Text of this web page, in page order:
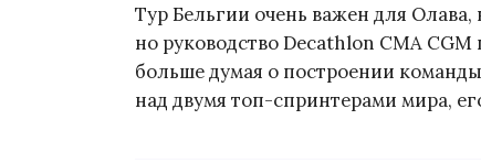
Тур Бельгии очень важен для Олава,
но руководство Decathlon CMA CGM
больше думая о построении
над двумя топ-спринтерами мира,